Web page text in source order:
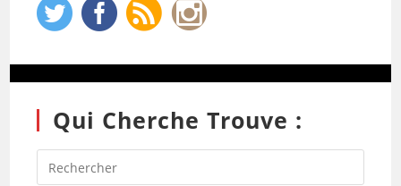
Qui Cherche Trouve :